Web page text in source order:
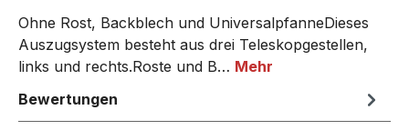
Ohne Rost, Backblech und UniversalpfanneDieses
Auszugsystem besteht aus drei Teleskopgestellen,
links und rechts.Roste und B… Mehr
Bewertungen